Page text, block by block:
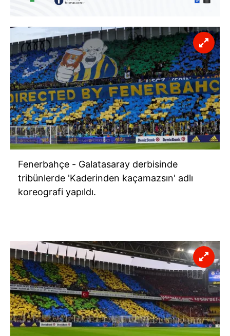
Fenerbahçe - Galatasaray derbisinde
tribünlerde 'Kaderinden kaçamazsın' adlı
koreografi yapıldı.